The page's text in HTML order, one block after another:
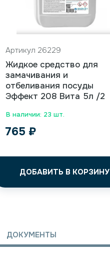
В наличии: 23 шт.
Артикул 26229
Жидкое средство для
замачивания и
отбеливания посуды
Эффект 208 Вита 5л /2
765 ₽
ДОБАВИТЬ В КОРЗИНУ
ДОКУМЕНТЫ